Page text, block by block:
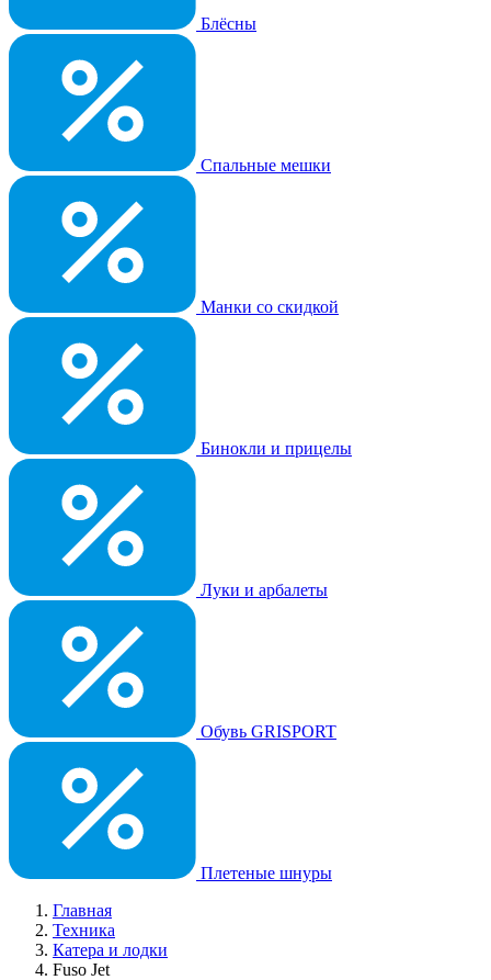
Блёсны
Спальные мешки
Манки со скидкой
Бинокли и прицелы
Луки и арбалеты
Обувь GRISPORT
Плетеные шнуры
Главная
Техника
Катера и лодки
Fuso Jet